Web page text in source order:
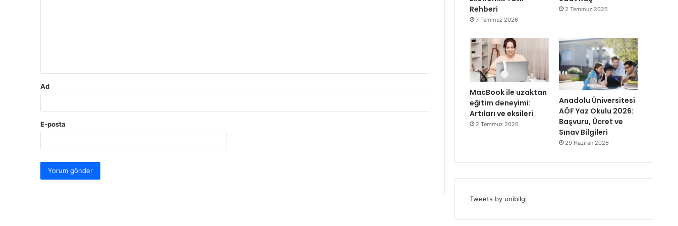
Ad
E-posta
Rehberi
7 Temmuz 2026
2 Temmuz 2026
MacBook ile uzaktan
eğitim deneyimi:
Artıları ve eksileri
2 Temmuz 2026
Anadolu Üniversitesi
AÖF Yaz Okulu 2026:
Başvuru, Ücret ve
Sınav Bilgileri
29 Haziran 2026
Tweets by unibilgi